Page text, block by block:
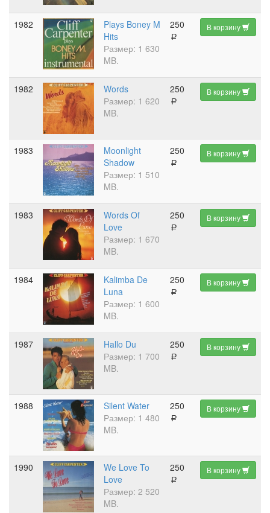
1982
Plays Boney M
Hits
Размер: 1 630
MB.
250
a
В корзину
1982
Words
Размер: 1 620
MB.
250
a
В корзину
1983
Moonlight
Shadow
Размер: 1 510
MB.
250
a
В корзину
1983
Words Of
Love
Размер: 1 670
MB.
250
a
В корзину
1984
Kalimba De
Luna
Размер: 1 600
MB.
250
a
В корзину
1987
Hallo Du
Размер: 1 700
MB.
250
a
В корзину
1988
Silent Water
Размер: 1 480
MB.
250
a
В корзину
1990
We Love To
Love
Размер: 2 520
MB.
250
a
В корзину